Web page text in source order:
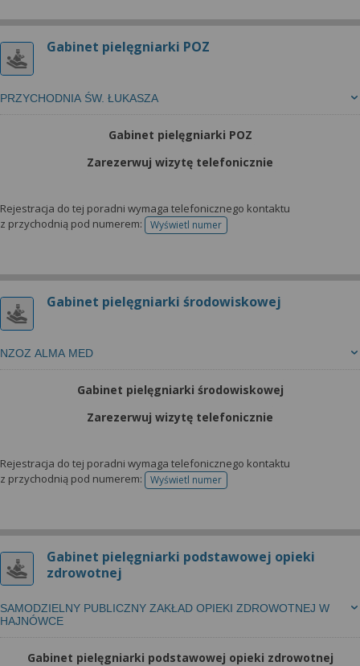
Gabinet pielęgniarki POZ
PRZYCHODNIA ŚW. ŁUKASZA
Gabinet pielęgniarki POZ
Zarezerwuj wizytę telefonicznie
Rejestracja do tej poradni wymaga telefonicznego kontaktu
z przychodnią pod numerem:
Wyświetl numertelefonu do rejestracji
Gabinet pielęgniarki środowiskowej
NZOZ ALMA MED
Gabinet pielęgniarki środowiskowej
Zarezerwuj wizytę telefonicznie
Rejestracja do tej poradni wymaga telefonicznego kontaktu
z przychodnią pod numerem:
Wyświetl numertelefonu do rejestracji
Gabinet pielęgniarki podstawowej opieki
zdrowotnej
SAMODZIELNY PUBLICZNY ZAKŁAD OPIEKI ZDROWOTNEJ W
HAJNÓWCE
Gabinet pielęgniarki podstawowej opieki zdrowotnej